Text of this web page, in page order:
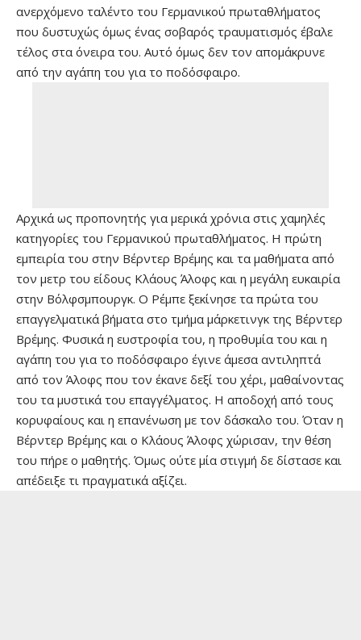
ανερχόμενο ταλέντο του Γερμανικού πρωταθλήματος
που δυστυχώς όμως ένας σοβαρός τραυματισμός έβαλε
τέλος στα όνειρα του. Αυτό όμως δεν τον απομάκρυνε
από την αγάπη του για το ποδόσφαιρο.
Αρχικά ως προπονητής για μερικά χρόνια στις χαμηλές
κατηγορίες του Γερμανικού πρωταθλήματος. Η πρώτη
εμπειρία του στην Βέρντερ Βρέμης και τα μαθήματα από
τον μετρ του είδους Κλάους Άλοφς και η μεγάλη ευκαιρία
στην Βόλφσμπουργκ. Ο Ρέμπε ξεκίνησε τα πρώτα του
επαγγελματικά βήματα στο τμήμα μάρκετινγκ της Βέρντερ
Βρέμης. Φυσικά η ευστροφία του, η προθυμία του και η
αγάπη του για το ποδόσφαιρο έγινε άμεσα αντιληπτά
από τον Άλοφς που τον έκανε δεξί του χέρι, μαθαίνοντας
του τα μυστικά του επαγγέλματος. Η αποδοχή από τους
κορυφαίους και η επανένωση με τον δάσκαλο του. Όταν η
Βέρντερ Βρέμης και ο Κλάους Άλοφς χώρισαν, την θέση
του πήρε ο μαθητής. Όμως ούτε μία στιγμή δε δίστασε και
απέδειξε τι πραγματικά αξίζει.